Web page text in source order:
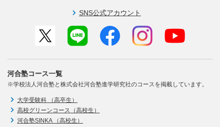
SNS公式アカウント
河合塾コース一覧
※学校法人河合塾と株式会社河合塾進学研究社のコースを掲載しています。
大学受験科 （高卒生）
高校グリーンコース（高校生）
河合塾SINKA （高校生）